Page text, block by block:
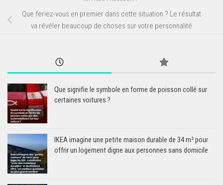
Que feriez-vous en premier dans cette situation ? Le résultat
va révéler beaucoup de choses sur votre personnalité
Que signifie le symbole en forme de poisson collé sur
certaines voitures ?
IKEA imagine une petite maison durable de 34 m² pour
offrir un logement digne aux personnes sans domicile